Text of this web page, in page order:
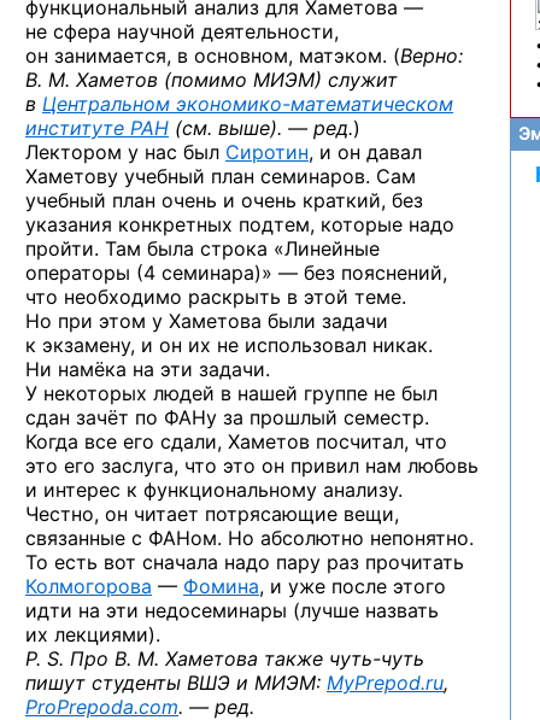
функциональный анализ для Хаметова —
не сфера научной деятельности,
он занимается, в основном, матэком. (Верно:
В. М. Хаметов (помимо МИЭМ) служит
в Центральном экономико-математическом
институте РАН (см. выше). — ред.)
Лектором у нас был Сиротин, и он давал
Хаметову учебный план семинаров. Сам
учебный план очень и очень краткий, без
указания конкретных подтем, которые надо
пройти. Там была строка «Линейные
операторы (4 семинара)» — без пояснений,
что необходимо раскрыть в этой теме.
Но при этом у Хаметова были задачи
к экзамену, и он их не использовал никак.
Ни намёка на эти задачи.
У некоторых людей в нашей группе не был
сдан зачёт по ФАНу за прошлый семестр.
Когда все его сдали, Хаметов посчитал, что
это его заслуга, что это он привил нам любовь
и интерес к функциональному анализу.
Честно, он читает потрясающие вещи,
связанные с ФАНом. Но абсолютно непонятно.
То есть вот сначала надо пару раз прочитать
Колмогорова — Фомина, и уже после этого
идти на эти недосеминары (лучше назвать
их лекциями).
P. S. Про В. М. Хаметова также чуть-чуть
пишут студенты ВШЭ и МИЭМ: MyPrepod.ru,
ProPrepoda.com. — ред.